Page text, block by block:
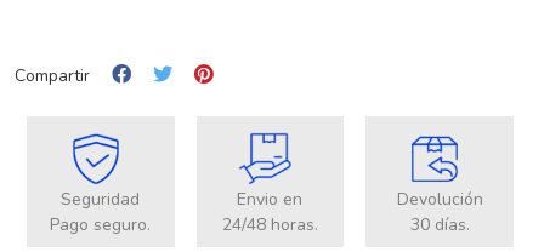
Compartir
Seguridad
Pago seguro.
Envio en
24/48 horas.
Devolución
30 días.